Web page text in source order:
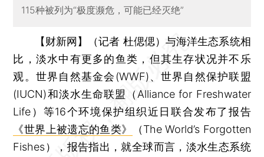
115种被列为“极度濒危，可能已经灭绝”
【财新网】（记者 杜偲偲） 与海洋生态系统相
比，淡水中有更多的鱼类，但其生存状况并不乐
观。世界自然基金会(WWF)、世界自然保护联盟
(IUCN)和淡水生命联盟（Alliance for Freshwater
Life）等16个环境保护组织近日联合发布了报告
《世界上被遗忘的鱼类》
（The World’s Forgotten
Fishes），报告指出，就全球而言，淡水生态系统